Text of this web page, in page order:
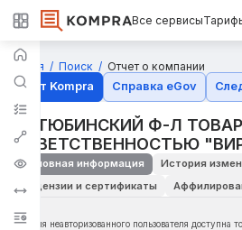
Все сервисы
Главная Поиск
Отчет о компании
Отчёт Kompra
Справка eGov
АКТЮБИНСКИЙ Ф-Л
ОТВЕТСТВЕННОСТЬЮ
Основная информация История
Лицензии и сертификаты
Для неавторизованного пользователя доступна